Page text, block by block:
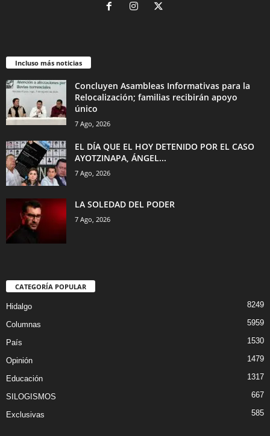
Incluso más noticias
Concluyen Asambleas Informativas para la
Relocalización; familias recibirán apoyo
único
7 Ago, 2026
EL DÍA QUE EL HOY DETENIDO POR EL CASO
AYOTZINAPA, ÁNGEL...
7 Ago, 2026
LA SOLEDAD DEL PODER
7 Ago, 2026
CATEGORÍA POPULAR
Hidalgo 8249
Columnas 5959
País 1530
Opinión 1479
Educación 1317
SILOGISMOS 667
Exclusivas 585